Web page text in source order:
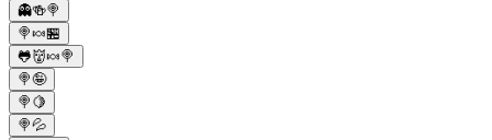
👻🍻🍭
🍭🍬🏪
🐸👹🍬🍭
🍭🤪
🍭🍋
🍭💦